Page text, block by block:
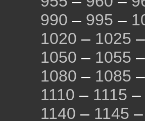
990 – 995 –
1020 – 1025 –
1050 – 1055 –
1080 – 1085 –
1110 – 1115 –
1140 – 1145 –